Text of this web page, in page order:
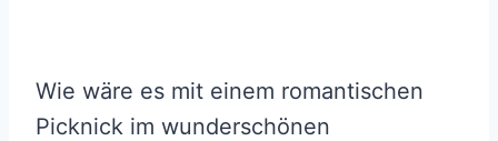
Wie wäre es mit einem romantischen
Picknick im wunderschönen